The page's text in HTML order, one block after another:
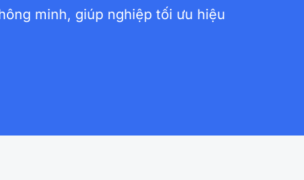
minh, giúp nghiệp tối ưu hiệu